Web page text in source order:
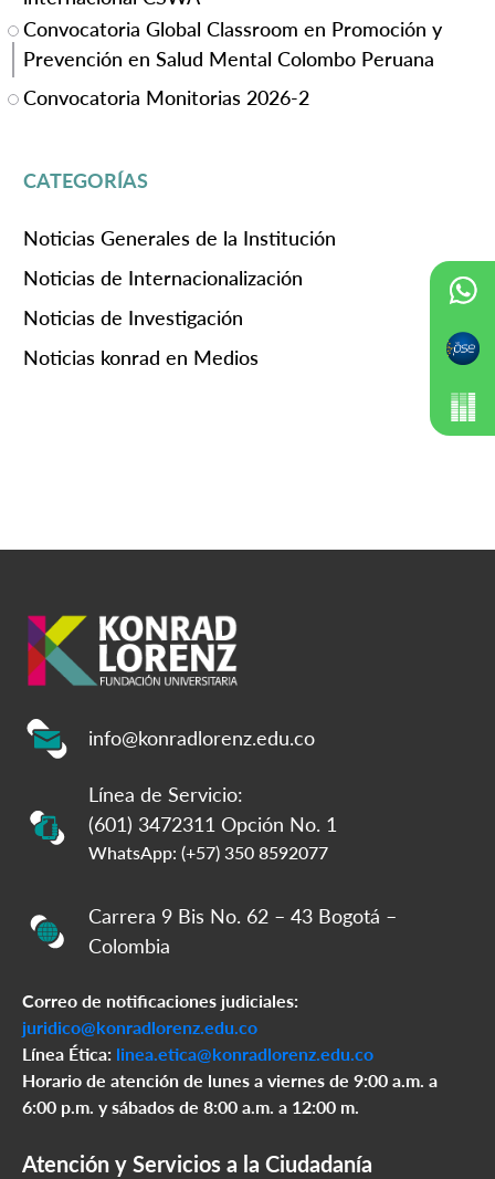
Convocatoria Global Classroom en Promoción y
Prevención en Salud Mental Colombo Peruana
Convocatoria Monitorias 2026-2
CATEGORÍAS
Noticias Generales de la Institución
Noticias de Internacionalización
Noticias de Investigación
Noticias konrad en Medios
info@konradlorenz.edu.co
Línea de Servicio:
(601) 3472311 Opción No. 1
WhatsApp: (+57) 350 8592077
Carrera 9 Bis No. 62 – 43 Bogotá –
Colombia
Correo de notificaciones judiciales:
juridico@konradlorenz.edu.co
Línea Ética: linea.etica@konradlorenz.edu.co
Horario de atención de lunes a viernes de 9:00 a.m. a
6:00 p.m. y sábados de 8:00 a.m. a 12:00 m.
Atención y Servicios a la Ciudadanía